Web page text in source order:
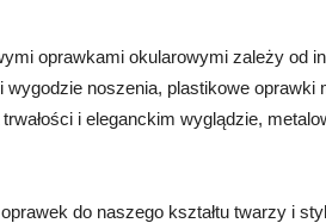
oprawkami okularowymi zależy od
noszenia, plastikowe oprawki
i eleganckim wyglądzie,
do naszego kształtu twarzy i